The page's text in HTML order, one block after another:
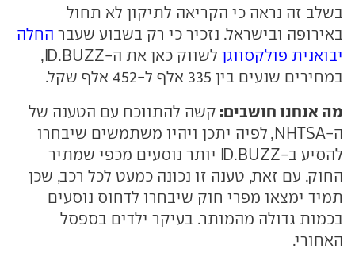
בשלב זה נראה כי הקריאה לתיקון לא תחול
באירופה ובישראל. נזכיר כי רק בשבוע שעבר החלה
יבואנית פולקסווגן
לשווק כאן את ה-ID.BUZZ,
במחירים שנעים בין 335 אלף ל-452 אלף שקל.
מה אנחנו חושבים: קשה להתווכח עם הטענה של
ה-NHTSA, לפיה יתכן ויהיו משתמשים שיבחרו
להסיע ב-ID.BUZZ יותר נוסעים מכפי שמתיר
החוק. עם זאת, טענה זו נכונה כמעט לכל רכב, שכן
תמיד ימצאו מפרי חוק שיבחרו לדחוס נוסעים
בכמות גדולה מהמותר. בעיקר ילדים בספסל
האחורי.